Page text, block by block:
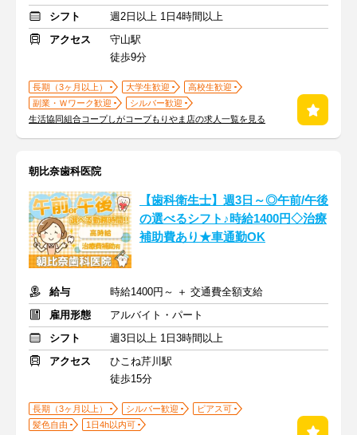
シフト
週2日以上 1日4時間以上
アクセス
守山駅
徒歩9分
長期（3ヶ月以上） 大学生歓迎
高校生歓迎
副業・Ｗワーク歓迎
シルバー歓迎
生活協同組合コープしがコープもりやま店の求人一覧を見る
朝比奈歯科医院
【歯科衛生士】週3日～◎午前/午後
の選べるシフト♪時給1400円◇治療
補助費あり★車通勤OK
給与
時給1400円～ ＋ 交通費全額支給
雇用形態
アルバイト・パート
シフト
週3日以上 1日3時間以上
アクセス
ひこね芹川駅
徒歩15分
長期（3ヶ月以上） シルバー歓迎
ピアス可
髪色自由
1日4h以内可